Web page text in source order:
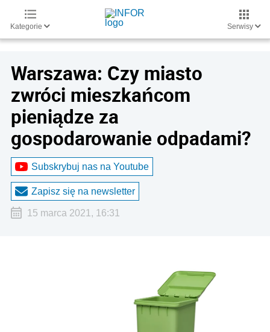
Kategorie Serwisy
Warszawa: Czy miasto
zwróci mieszkańcom
pieniądze za
gospodarowanie odpadami?
Subskrybuj nas na Youtube
Zapisz się na newsletter
15 marca 2021, 16:31